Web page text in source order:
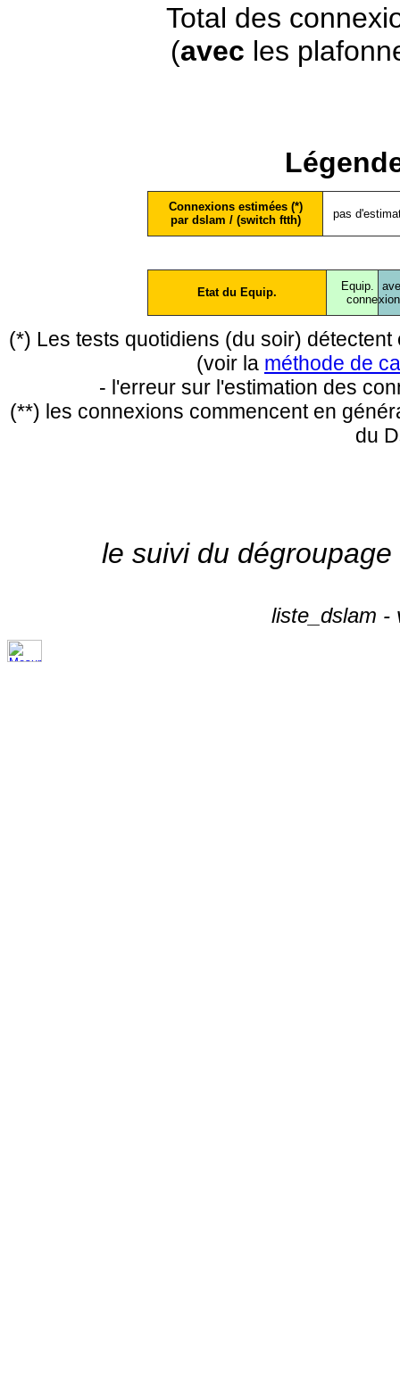
Total des
(avec les
Connexions estimées (*)
par dslam / (switch ftth)
pas
Etat du Equip.
Equip.
conne
(*) Les tests quotidiens (du soir)
(voir la méthode de
- l'erreur sur l'estimation des
(**) les connexions commencent en
du
le suivi du
liste_dslam -